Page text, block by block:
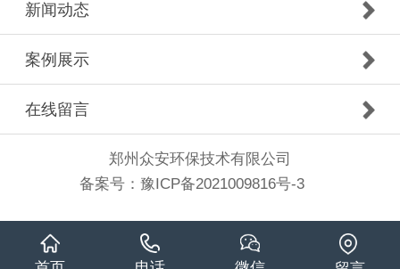
新闻动态
案例展示
在线留言
郑州众安环保技术有限公司
备案号：豫ICP备2021009816号-3